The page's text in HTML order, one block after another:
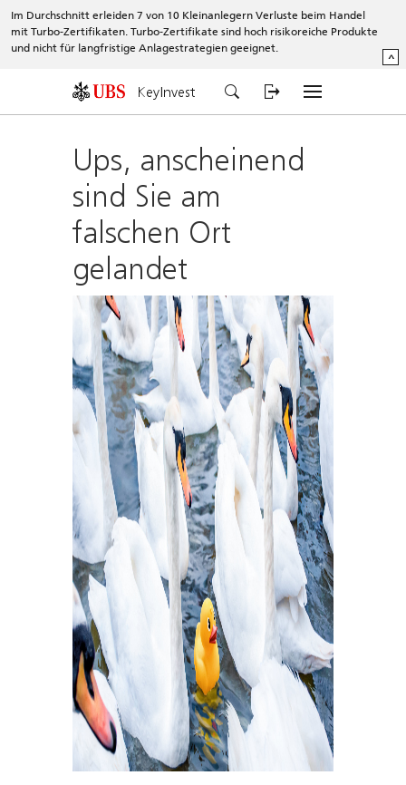
Im Durchschnitt erleiden 7 von 10 Kleinanlegern Verluste beim Handel
mit Turbo-Zertifikaten. Turbo-Zertifikate sind hoch risikoreiche Produkte
und nicht für langfristige Anlagestrategien geeignet.
^
KeyInvest
Ups, anscheinend
sind Sie am
falschen Ort
gelandet